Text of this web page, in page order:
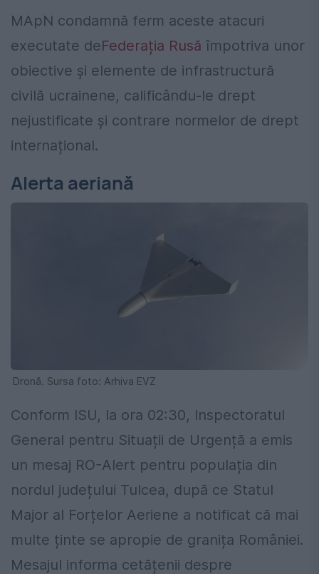
MApN condamnă ferm aceste atacuri
executate deFederația Rusă împotriva unor
obiective și elemente de infrastructură
civilă ucrainene, calificându-le drept
nejustificate și contrare normelor de drept
internațional.
Alerta aeriană
Dronă. Sursa foto: Arhiva EVZ
Conform ISU, la ora 02:30, Inspectoratul
General pentru Situații de Urgență a emis
un mesaj RO-Alert pentru populația din
nordul județului Tulcea, după ce Statul
Major al Forțelor Aeriene a notificat că mai
multe ținte se apropie de granița României.
Mesajul informa cetățenii despre